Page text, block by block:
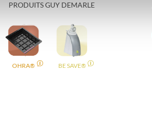
PRODUITS GUY DEMARLE
OHRA® BE SAVE®